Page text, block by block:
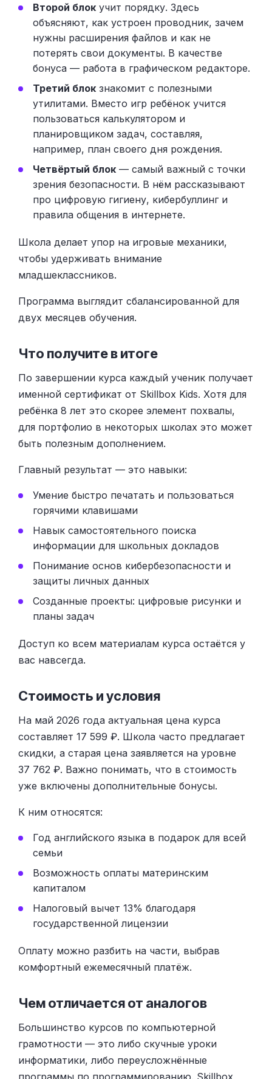
Второй блок учит порядку. Здесь
объясняют, как устроен проводник, зачем
нужны расширения файлов и как не
потерять свои документы. В качестве
бонуса — работа в графическом редакторе.
Третий блок знакомит с полезными
утилитами. Вместо игр ребёнок учится
пользоваться калькулятором и
планировщиком задач, составляя,
например, план своего дня рождения.
Четвёртый блок — самый важный с точки
зрения безопасности. В нём рассказывают
про цифровую гигиену, кибербуллинг и
правила общения в интернете.
Школа делает упор на игровые механики,
чтобы удерживать внимание
младшеклассников.
Программа выглядит сбалансированной для
двух месяцев обучения.
Что получите в итоге
По завершении курса каждый ученик получает
именной сертификат от Skillbox Kids. Хотя для
ребёнка 8 лет это скорее элемент похвалы,
для портфолио в некоторых школах это может
быть полезным дополнением.
Главный результат — это навыки:
Умение быстро печатать и пользоваться
горячими клавишами
Навык самостоятельного поиска
информации для школьных докладов
Понимание основ кибербезопасности и
защиты личных данных
Созданные проекты: цифровые рисунки и
планы задач
Доступ ко всем материалам курса остаётся у
вас навсегда.
Стоимость и условия
На май 2026 года актуальная цена курса
составляет 17 599 ₽. Школа часто предлагает
скидки, а старая цена заявляется на уровне
37 762 ₽. Важно понимать, что в стоимость
уже включены дополнительные бонусы.
К ним относятся:
Год английского языка в подарок для всей
семьи
Возможность оплаты материнским
капиталом
Налоговый вычет 13% благодаря
государственной лицензии
Оплату можно разбить на части, выбрав
комфортный ежемесячный платёж.
Чем отличается от аналогов
Большинство курсов по компьютерной
грамотности — это либо скучные уроки
информатики, либо переусложнённые